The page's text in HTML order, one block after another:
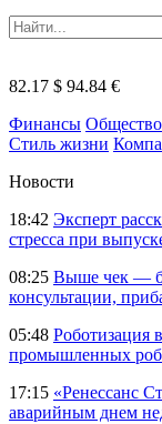
82.17 $ 94.84 €
Финансы Общество
Стиль жизни
Новости
18:42 Эксперт
стресса при
08:25 Выше чек —
консультации,
05:48 Роботизация
промышленных
17:15 «Ренессанс
аварийным днем